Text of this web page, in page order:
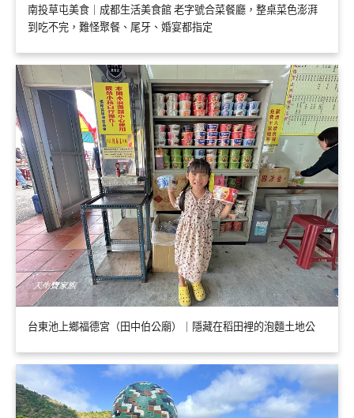
南投草屯美食｜成都生活美食館 老字號合菜餐廳，整桌菜色澎湃
到吃不完，難怪聚餐、尾牙、婚宴都指定
台東池上鄉福德宮（田中伯公廟）｜隱藏在稻田裡的泡麵土地公